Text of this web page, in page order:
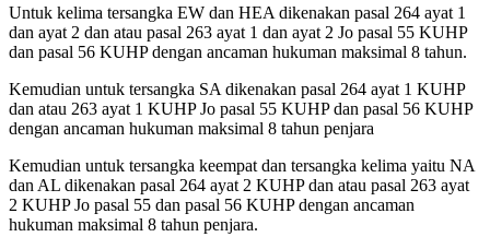
Untuk kelima tersangka EW dan HEA dikenakan pasal 264 ayat 1
dan ayat 2 dan atau pasal 263 ayat 1 dan ayat 2 Jo pasal 55 KUHP
dan pasal 56 KUHP dengan ancaman hukuman maksimal 8 tahun.
Kemudian untuk tersangka SA dikenakan pasal 264 ayat 1 KUHP
dan atau 263 ayat 1 KUHP Jo pasal 55 KUHP dan pasal 56 KUHP
dengan ancaman hukuman maksimal 8 tahun penjara
Kemudian untuk tersangka keempat dan tersangka kelima yaitu NA
dan AL dikenakan pasal 264 ayat 2 KUHP dan atau pasal 263 ayat
2 KUHP Jo pasal 55 dan pasal 56 KUHP dengan ancaman
hukuman maksimal 8 tahun penjara.